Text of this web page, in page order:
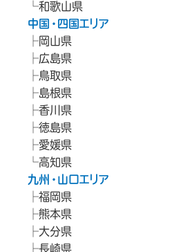
和歌山県
中国・四国エリア
岡山県
広島県
鳥取県
島根県
香川県
徳島県
愛媛県
高知県
九州・山口エリア
福岡県
熊本県
大分県
長崎県